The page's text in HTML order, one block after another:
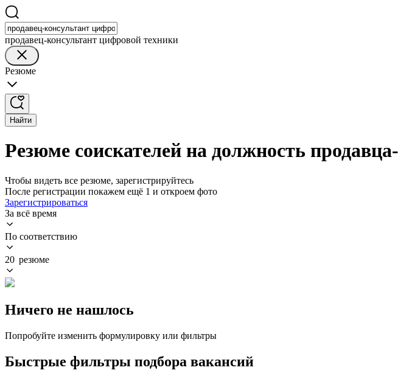
продавец-консультант цифровой техники
Резюме
Найти
Резюме соискателей на должность
Чтобы видеть все резюме, зарегистрируйтесь
После регистрации покажем ещё 1 и откроем фото
Зарегистрироваться
За всё время
По соответствию
20 резюме
Ничего не нашлось
Попробуйте изменить формулировку или фильтры
Быстрые фильтры подбора вакансий